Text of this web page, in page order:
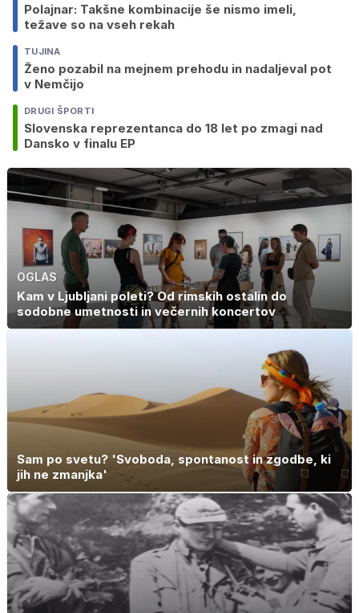
Polajnar: Takšne kombinacije še nismo imeli,
težave so na vseh rekah
TUJINA
Ženo pozabil na mejnem prehodu in nadaljeval pot
v Nemčijo
DRUGI ŠPORTI
Slovenska reprezentanca do 18 let po zmagi nad
Dansko v finalu EP
OGLAS
Kam v Ljubljani poleti? Od rimskih ostalin do
sodobne umetnosti in večernih koncertov
Sam po svetu? 'Svoboda, spontanost in zgodbe, ki
jih ne zmanjka'